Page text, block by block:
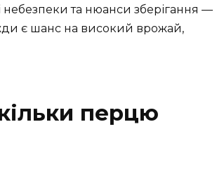
та нюанси зберігання —
є шанс на високий врожай,
перцю